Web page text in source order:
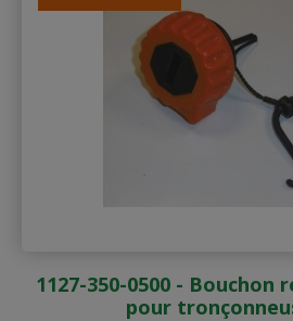
1127-350-0500 - Bouchon
pour